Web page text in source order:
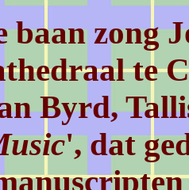
baan zong
te
Byrd,
', dat